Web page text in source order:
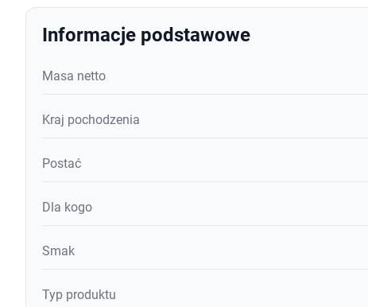
Informacje podstawowe
Masa netto
Kraj pochodzenia
Postać
Dla kogo
Smak
Typ produktu